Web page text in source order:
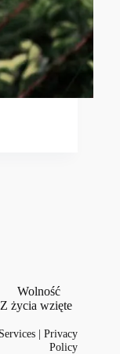
Wolność
Z życia wzięte
|Privacy
Policy